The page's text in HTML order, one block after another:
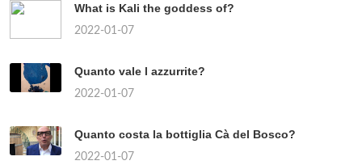
What is Kali the goddess of?
2022-01-07
Quanto vale l azzurrite?
2022-01-07
Quanto costa la bottiglia Cà del Bosco?
2022-01-07